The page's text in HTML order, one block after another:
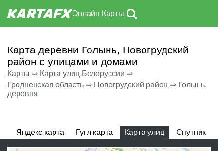
Онлайн Карты
Карта деревни Голынь, Новогрудский
район с улицами и домами
Карты ⇒ Карта улиц Белоруссии ⇒
Гродненская область ⇒ Новогрудский район ⇒ Голынь,
деревня
Яндекс карта Гугл карта Карта улиц Спутник